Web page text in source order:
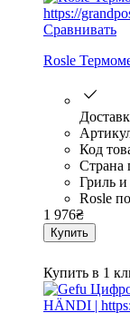
Сравнивать
Rosle
Код
Страна
Гриль
Rosle
1 976₴
Купить
Купить в 1